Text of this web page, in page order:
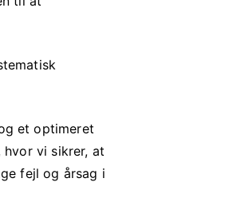
et optimeret
vi sikrer, at
fejl og årsag i